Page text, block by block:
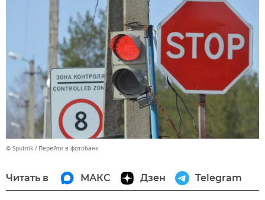
© Sputnik Перейти в фотобанк
Читать в МАКС Дзен Telegram